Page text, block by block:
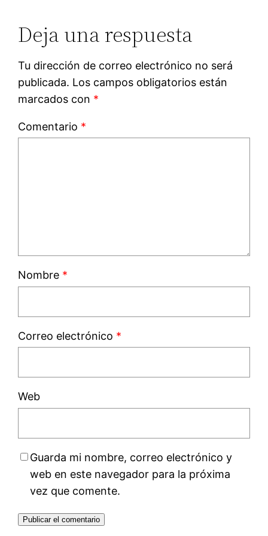
Deja una respuesta
Tu dirección de correo electrónico no será
publicada. Los campos obligatorios están
marcados con *
Comentario *
Nombre *
Correo electrónico *
Web
Guarda mi nombre, correo electrónico y
web en este navegador para la próxima
vez que comente.